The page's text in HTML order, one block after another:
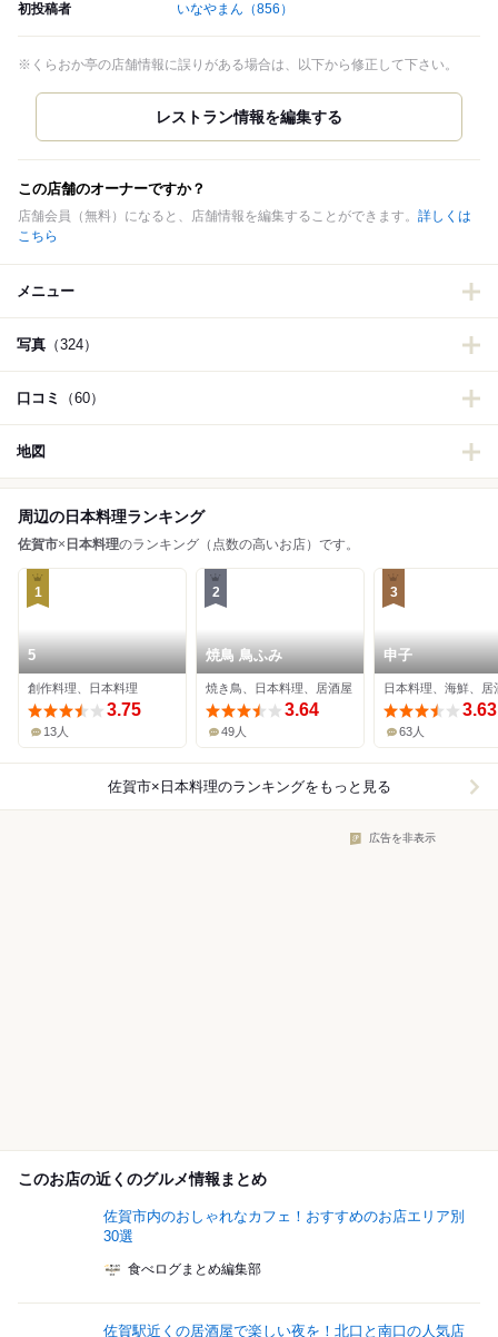
初投稿者 いなやまん （856）
※くらおか亭の店舗情報に誤りがある場合は、以下から修正して下さい。
この店舗のオーナーですか？
店舗会員（無料）になると、店舗情報を編集することができます。 詳しくは
こちら
メニュー
写真 （324）
口コミ （60）
地図
周辺の日本料理ランキング
佐賀市× 日本料理のランキング（点数の高いお店）です。
1
5
創作料理、日本料理
3.75
13人
2
焼鳥 鳥ふみ
焼き鳥、日本料理、居酒屋
3.64
49人
3
申子
日本料理、海鮮、居
3.63
63人
佐賀市×日本料理のランキングをもっと見る
広告を非表示
このお店の近くのグルメ情報まとめ
佐賀市内のおしゃれなカフェ！おすすめのお店エリア別
30選
食べログまとめ編集部
佐賀駅近くの居酒屋で楽しい夜を！北口と南口の人気店